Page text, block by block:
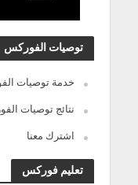
توصيات الفوركس
خدمة توصيات
نتائج توصيات
اشترك معنا
تعليم فوركس